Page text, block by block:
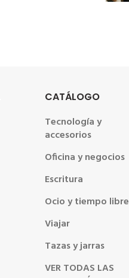
CATÁLOGO
Tecnología y
accesorios
Oficina y negocios
Escritura
Ocio y tiempo libre
Viajar
Tazas y jarras
VER TODAS LAS